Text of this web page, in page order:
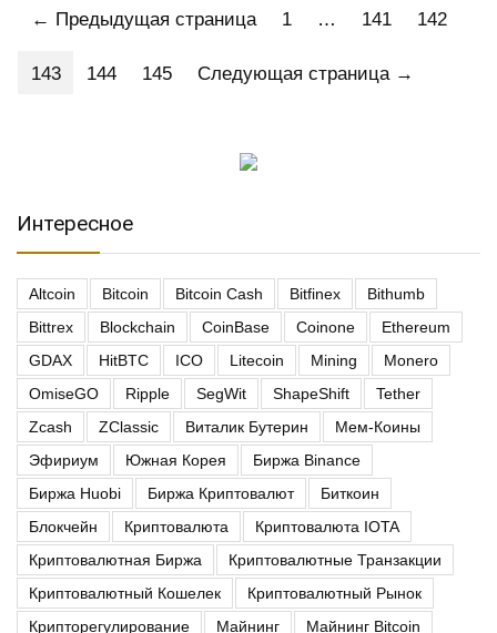
← Предыдущая страница 1 141 142
143 144 145 Следующая страница →
Интересное
Altcoin Bitcoin Bitcoin Cash Bitfinex
Bithumb
Bittrex
Blockchain CoinBase Coinone
Ethereum
GDAX
HitBTC ICO Litecoin Mining
Monero
OmiseGO
Ripple SegWit ShapeShift
Tether
Zcash
ZClassic Виталик Бутерин
Мем-Коины
Эфириум
Южная Корея
Биржа Binance
Биржа Huobi
Биржа Криптовалют
Биткоин
Блокчейн
Криптовалюта
Криптовалюта IOTA
Криптовалютная Биржа
Криптовалютные Транзакции
Криптовалютный Кошелек
Криптовалютный Рынок
Крипторегулирование
Майнинг
Майнинг Bitcoin